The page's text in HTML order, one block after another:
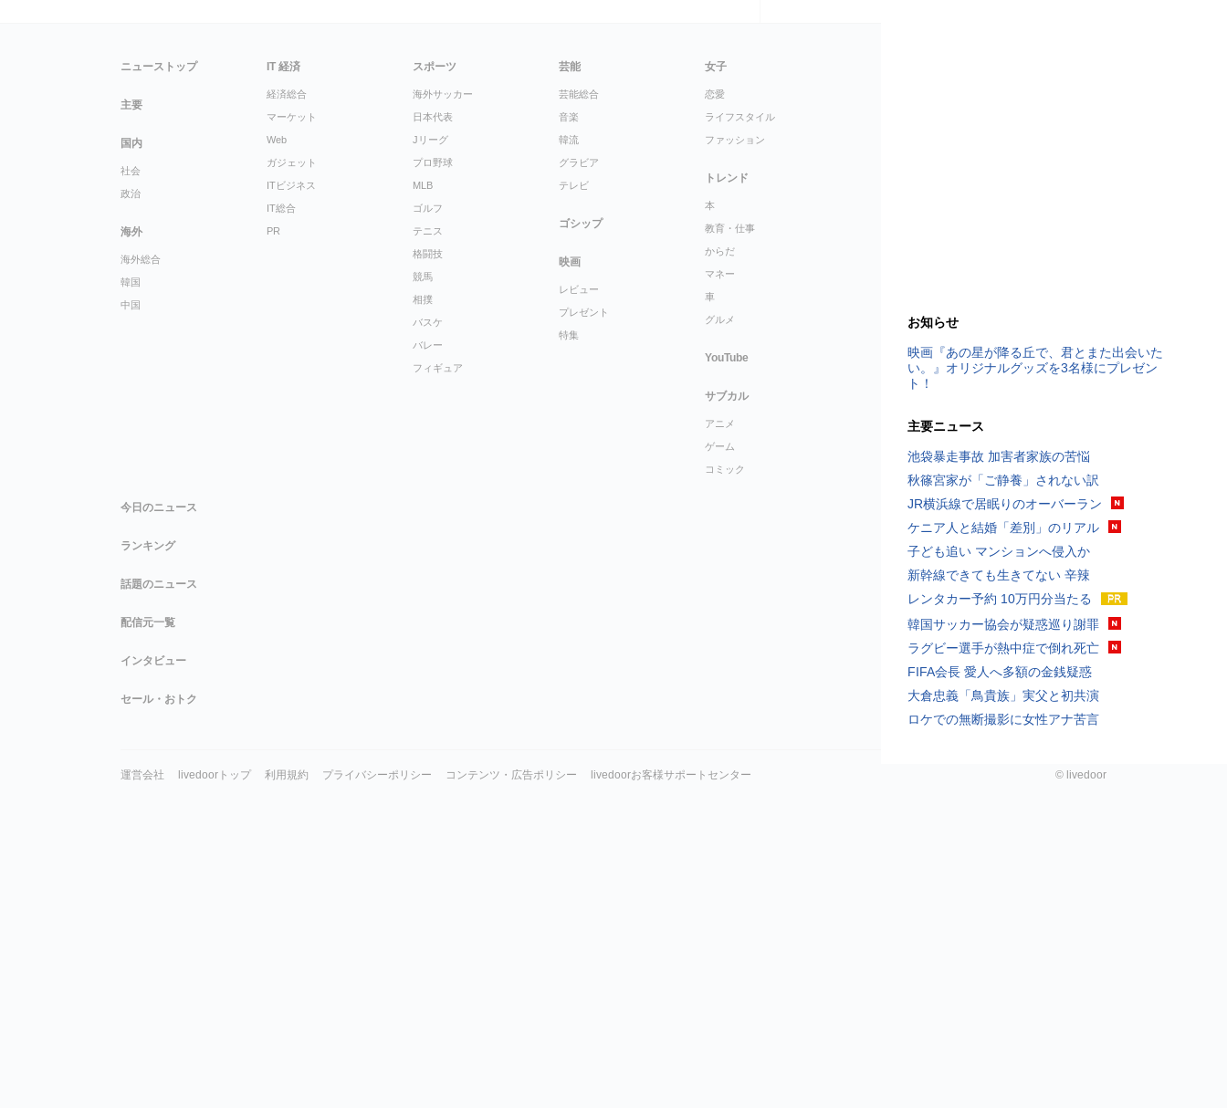
お知らせ
映画『あの星が降る丘で、君とまた出会いた
い。』オリジナルグッズを3名様にプレゼン
ト！
主要ニュース
池袋暴走事故 加害者家族の苦悩
秋篠宮家が「ご静養」されない訳
JR横浜線で居眠りのオーバーラン
ケニア人と結婚「差別」のリアル
子ども追い マンションへ侵入か
新幹線できても生きてない 辛辣
レンタカー予約 10万円分当たる
韓国サッカー協会が疑惑巡り謝罪
ラグビー選手が熱中症で倒れ死亡
FIFA会長 愛人へ多額の金銭疑惑
大倉忠義「鳥貴族」実父と初共演
ロケでの無断撮影に女性アナ苦言
ニューストップ
主要
国内
社会
政治
海外
海外総合
韓国
中国
IT 経済
経済総合
マーケット
Web
ガジェット
ITビジネス
IT総合
PR
スポーツ
海外サッカー
日本代表
Jリーグ
プロ野球
MLB
ゴルフ
テニス
格闘技
競馬
相撲
バスケ
バレー
フィギュア
芸能
芸能総合
音楽
韓流
グラビア
テレビ
ゴシップ
映画
レビュー
プレゼント
特集
女子
恋愛
ライフスタイル
ファッション
トレンド
本
教育・仕事
からだ
マネー
車
グルメ
YouTube
サブカル
アニメ
ゲーム
コミック
今日のニュース
ランキング
話題のニュース
配信元一覧
インタビュー
セール・おトク
運営会社 livedoorトップ 利用規約 プライバシーポリシー コンテンツ・広告ポリシー livedoorお客様サポートセンター © livedoor